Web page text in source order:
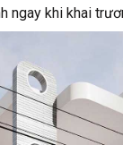
ngay khi khai